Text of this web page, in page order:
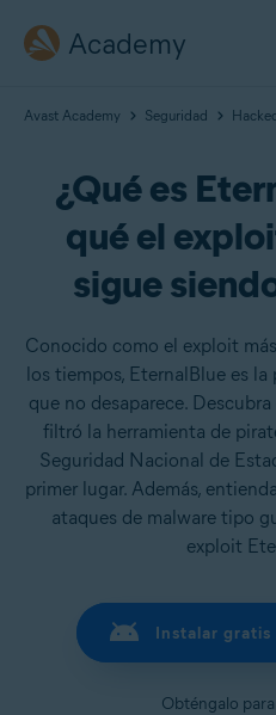
Academy
Avast Academy Seguridad
¿Qué es
qué el
sigue
Conocido como el exploit
los tiempos, EternalBlue es
que no desaparece.
filtró la herramienta de
Seguridad Nacional de
primer lugar. Además,
ataques de malware tipo
exploit
Instalar gratis
Obténgalo para